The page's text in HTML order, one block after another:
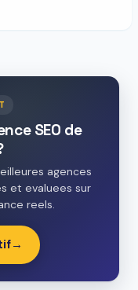
SEO de
agences
et evaluees sur
reels.
→